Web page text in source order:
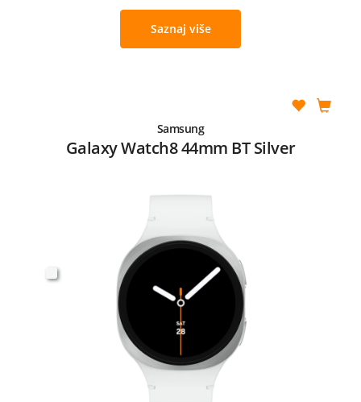
Saznaj više
Samsung
Galaxy Watch8 44mm BT Silver